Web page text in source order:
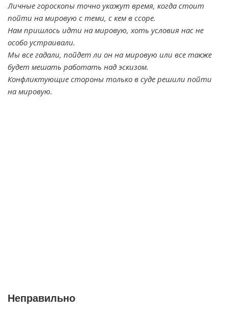
Личные гороскопы точно укажут время, когда стоит
пойти на мировую с теми, с кем в ссоре.
Нам пришлось идти на мировую, хоть условия нас не
особо устраивали.
Мы все гадали, пойдет ли он на мировую или все также
будет мешать работать над эскизом.
Конфликтующие стороны только в суде решили пойти
на мировую.
Неправильно